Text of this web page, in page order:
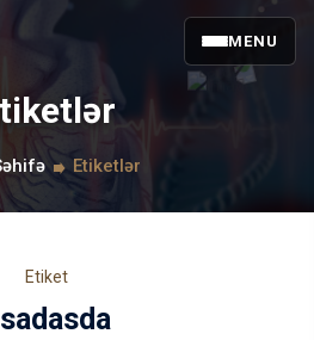
MENU
Etiketlər
Etiket